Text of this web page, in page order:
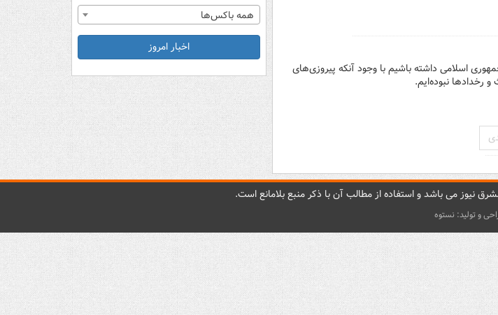
عمر انقلاب و نظام جمهوری اسلامی داشته باشیم با وجود آنکه پیروزی‌های
رخدادها نبوده‌ایم.
همه باکس‌ها
اخبار امروز
نيوز می باشد و استفاده از مطالب آن با ذکر منبع بلامانع است.
و تولید: نستوه